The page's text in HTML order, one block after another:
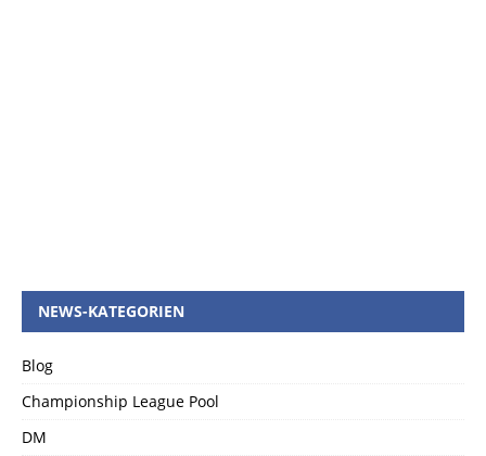
NEWS-KATEGORIEN
Blog
Championship League Pool
DM